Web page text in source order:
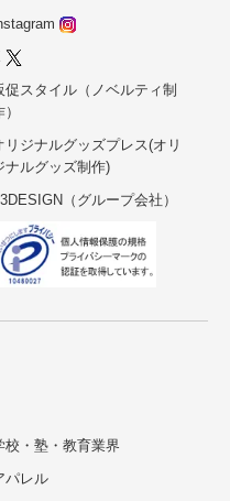
促スタイル（ノベルティ制
リジナルグッズプレス(オリ
ナルグッズ制作)
（グループ会社）
校・塾・教育業界
パレル